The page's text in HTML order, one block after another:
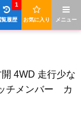
メニュー
お気に入り
覧履歴
1
4WD 走行少な
メンバー カ